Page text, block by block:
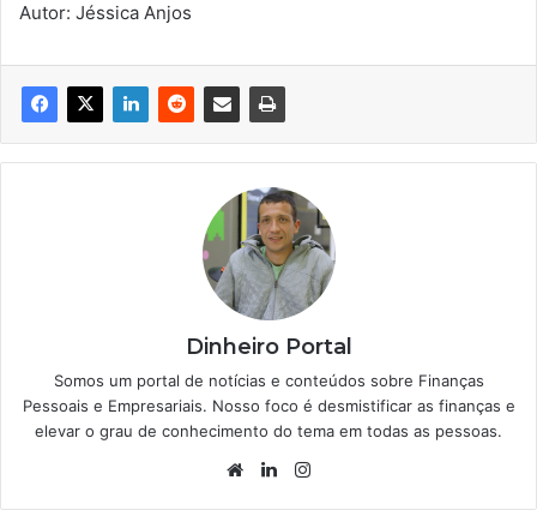
Autor: Jéssica Anjos
Dinheiro Portal
Somos um portal de notícias e conteúdos sobre Finanças
Pessoais e Empresariais. Nosso foco é desmistificar as finanças e
elevar o grau de conhecimento do tema em todas as pessoas.
WebsiteLinkedin